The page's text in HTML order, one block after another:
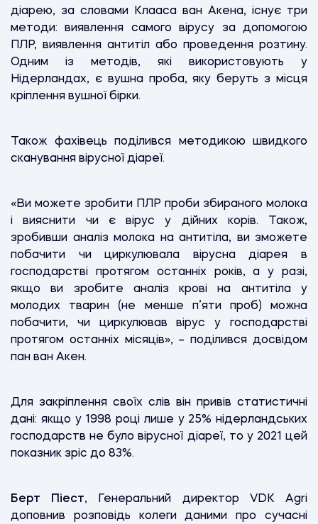
діарею, за словами Клааса ван Акена, існує три
методи: виявлення самого вірусу за допомогою
ПЛР, виявлення антитіл або проведення розтину.
Одним із методів, які використовують у
Нідерландах, є вушна проба, яку беруть з місця
кріплення вушної бірки.
Також фахівець поділився методикою швидкого
сканування вірусної діареї.
«Ви можете зробити ПЛР проби збираного молока
і вияснити чи є вірус у дійних корів. Також,
зробивши аналіз молока на антитіла, ви зможете
побачити чи циркулювала вірусна діарея в
господарстві протягом останніх років, а у разі,
якщо ви зробите аналіз крові на антитіла у
молодих тварин (не менше п’яти проб) можна
побачити, чи циркулював вірус у господарстві
протягом останніх місяців», – поділився досвідом
пан ван Акен.
Для закріплення своїх слів він привів статистичні
дані: якщо у 1998 році лише у 25% нідерландських
господарств не було вірусної діареї, то у 2021 цей
показник зріс до 83%.
Берт Піест, Генеральний директор VDK Agri
доповнив розповідь колеги даними про сучасні